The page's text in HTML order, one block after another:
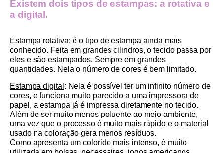
Existem dois tipos de estampas: a rotativa e
a digital.
Estampa rotativa: é o tipo de estampa ainda mais
conhecido. Feita em grandes cilindros, o tecido passa por
eles e são estampados. Sempre em grandes
quantidades. Nela o número de cores é bem limitado.
Estampa digital : Nela é possível ter um infinito número de
cores, e funciona muito parecido a uma impressora de
papel, a estampa já é impressa diretamente no tecido.
Além de ser muito menos poluente ao meio ambiente,
uma vez que o processo é muito mais rápido e o material
usado na coloração gera menos resíduos.
Como apresenta um colorido mais intenso, é muito